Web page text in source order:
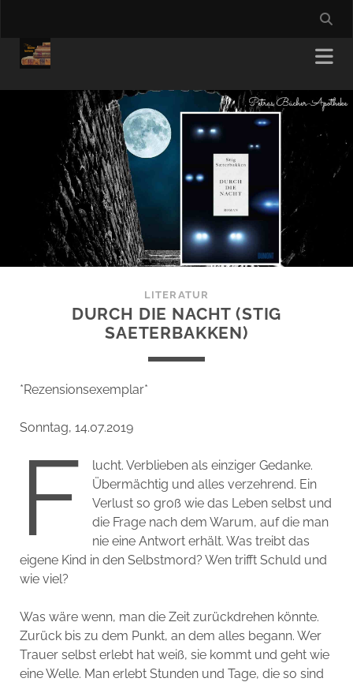
LITERATUR
DURCH DIE NACHT (STIG
SAETERBAKKEN)
*Rezensionsexemplar*
Sonntag, 14.07.2019
F
lucht. Verblieben als einziger Gedanke.
Übermächtig und alles verzehrend. Ein
Verlust so groß wie das Leben selbst und
die Frage nach dem Warum, auf die man
nie eine Antwort erhält. Was treibt das
eigene Kind in den Selbstmord? Wen trifft Schuld und
wie viel?
Was wäre wenn, man die Zeit zurückdrehen könnte.
Zurück bis zu dem Punkt, an dem alles begann. Wer
Trauer selbst erlebt hat weiß, sie kommt und geht wie
eine Welle. Man erlebt Stunden und Tage, die so sind